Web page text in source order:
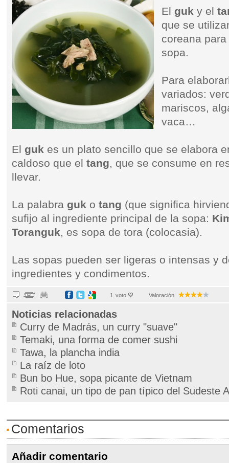
El guk y el
que se
coreana
sopa.
Para
variados:
mariscos,
vaca…
El guk es un plato sencillo que se elabora
caldoso que eltang, que se consume en
llevar.
La palabra guk otang (que significa
sufijo al ingrediente principal de la sopa:
Toranguk, es sopa de tora (colocasia).
Las sopas pueden ser ligeras o intensas y
ingredientes y condimentos.
1 voto Valoración
Noticias relacionadas
Curry de Madrás, un curry "suave"
Temaki, una forma de comer sushi
Tawa, la plancha india
La raíz de loto
Bun bo Hue, sopa picante de Vietnam
Roti canai, un tipo de pan típico del Sudeste
Comentarios
Añadir comentario